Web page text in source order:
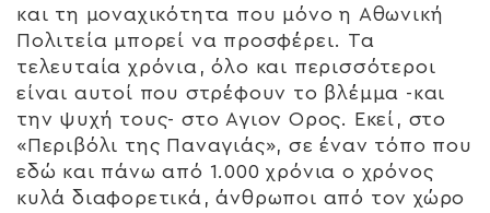
και τη μοναχικότητα που μόνο η Αθωνική
Πολιτεία μπορεί να προσφέρει. Τα
τελευταία χρόνια, όλο και περισσότεροι
είναι αυτοί που στρέφουν το βλέμμα -και
την ψυχή τους- στο Αγιον Ορος. Εκεί, στο
«Περιβόλι της Παναγιάς», σε έναν τόπο που
εδώ και πάνω από 1.000 χρόνια ο χρόνος
κυλά διαφορετικά, άνθρωποι από τον χώρο